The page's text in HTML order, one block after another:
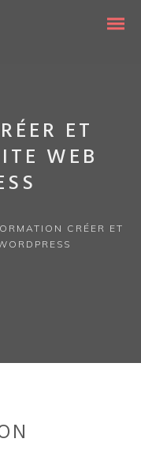
ET
WEB
CRÉER ET